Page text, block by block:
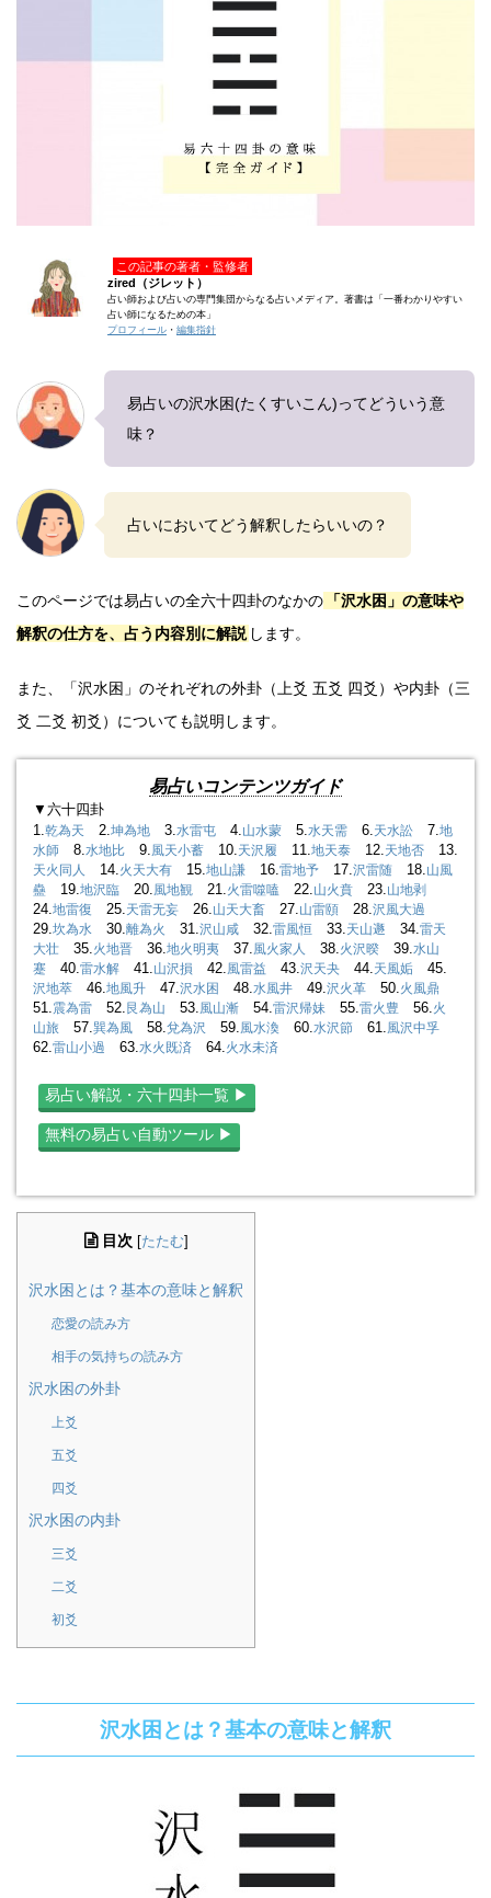
この記事の著者・監修者
zired（ジレット）
占い師および占いの専門集団からなる占いメディア。著書は「一番わかりやすい
占い師になるための本」
プロフィール ・ 編集指針
易占いの沢水困(たくすいこん)ってどういう意
味？
占いにおいてどう解釈したらいいの？
このページでは易占いの全六十四卦のなかの
「沢水困」の意味や
解釈の仕方を、占う内容別に解説 します。
また、「沢水困」のそれぞれの外卦（上爻 五爻 四爻）や内卦（三
爻 二爻 初爻）についても説明します。
易占いコンテンツガイド
▼六十四卦
1. 乾為天 2. 坤為地 3. 水雷屯 4. 山水蒙 5. 水天需 6. 天水訟 7. 地
水師
8. 水地比 9. 風天小蓄 10. 天沢履 11. 地天泰 12. 天地否 13.
天火同人 14. 火天大有 15. 地山謙 16. 雷地予 17. 沢雷随 18. 山風
蠱
19. 地沢臨 20. 風地観 21. 火雷噬嗑 22. 山火賁 23. 山地剥
24. 地雷復 25. 天雷无妄 26. 山天大畜 27. 山雷頤 28. 沢風大過
29. 坎為水 30. 離為火 31. 沢山咸 32. 雷風恒 33. 天山遯 34. 雷天
大壮
35. 火地晋 36. 地火明夷 37. 風火家人 38. 火沢暌 39. 水山
蹇
40. 雷水解 41. 山沢損 42. 風雷益 43. 沢天夬 44. 天風姤 45.
沢地萃 46. 地風升 47. 沢水困 48. 水風井 49. 沢火革 50. 火風鼎
51. 震為雷 52. 艮為山 53. 風山漸 54. 雷沢帰妹 55. 雷火豊 56. 火
山旅
57. 巽為風 58. 兌為沢 59. 風水渙 60. 水沢節 61. 風沢中孚
62. 雷山小過 63. 水火既済 64. 火水未済
易占い解説・六十四卦一覧 ▶︎
無料の易占い自動ツール ▶︎
目次 [たたむ]
沢水困とは？基本の意味と解釈
恋愛の読み方
相手の気持ちの読み方
沢水困の外卦
上爻
五爻
四爻
沢水困の内卦
三爻
二爻
初爻
沢水困とは？基本の意味と解釈